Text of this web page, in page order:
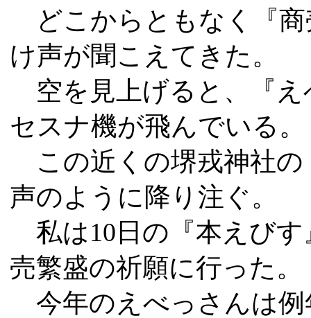
どこからともなく『商
け声が聞こえてきた。
空を見上げると、『え
セスナ機が飛んでいる。
この近くの堺戎神社の
声のように降り注ぐ。
私は10日の『本えびす
売繁盛の祈願に行った。
今年のえべっさんは例